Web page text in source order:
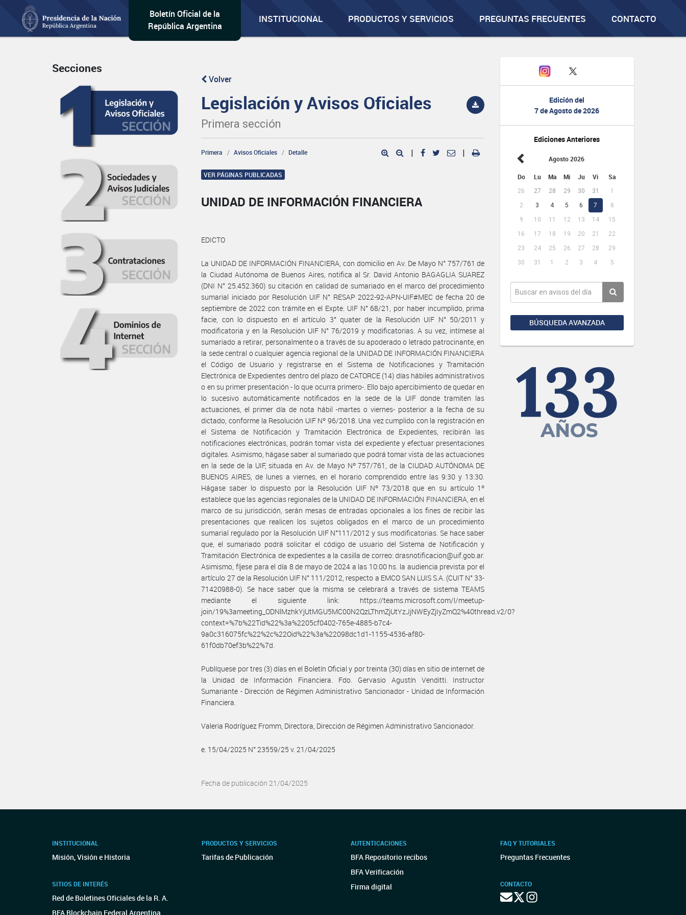
Boletín Oficial de la
República Argentina
INSTITUCIONAL PRODUCTOS Y SERVICIOS PREGUNTAS FRECUENTES CONTACTO
Edición del
7 de Agosto de 2026
Ediciones Anteriores
Agosto 2026
Do Lu Ma Mi Ju Vi Sa
26 27 28 29 30 31
1
2
3 4 5 6 7
8
9
10 11 12 13 14
15
16
17 18 19 20 21
22
23
24 25 26 27 28
29
30
31 1 2 3 4 5
BÚSQUEDA AVANZADA
Secciones
Volver
Legislación y Avisos Oficiales
Primera sección
Primera Avisos Oficiales Detalle | |
VER PÁGINAS PUBLICADAS
UNIDAD DE INFORMACIÓN FINANCIERA
EDICTO
La UNIDAD DE INFORMACIÓN FINANCIERA, con domicilio en Av. De Mayo N° 757/761 de
la Ciudad Autónoma de Buenos Aires, notifica al Sr. David Antonio BAGAGLIA SUAREZ
(DNI N° 25.452.360) su citación en calidad de sumariado en el marco del procedimiento
sumarial iniciado por Resolución UIF N° RESAP 2022-92-APN-UIF#MEC de fecha 20 de
septiembre de 2022 con trámite en el Expte. UIF N° 68/21, por haber incumplido, prima
facie, con lo dispuesto en el artículo 3° quater de la Resolución UIF N° 50/2011 y
modificatoria y en la Resolución UIF N° 76/2019 y modificatorias. A su vez, intímese al
sumariado a retirar, personalmente o a través de su apoderado o letrado patrocinante, en
la sede central o cualquier agencia regional de la UNIDAD DE INFORMACIÓN FINANCIERA
el Código de Usuario y registrarse en el Sistema de Notificaciones y Tramitación
Electrónica de Expedientes dentro del plazo de CATORCE (14) días hábiles administrativos
o en su primer presentación - lo que ocurra primero-. Ello bajo apercibimiento de quedar en
lo sucesivo automáticamente notificados en la sede de la UIF donde tramiten las
actuaciones, el primer día de nota hábil -martes o viernes- posterior a la fecha de su
dictado, conforme la Resolución UIF Nº 96/2018. Una vez cumplido con la registración en
el Sistema de Notificación y Tramitación Electrónica de Expedientes, recibirán las
notificaciones electrónicas, podrán tomar vista del expediente y efectuar presentaciones
digitales. Asimismo, hágase saber al sumariado que podrá tomar vista de las actuaciones
en la sede de la UIF, situada en Av. de Mayo Nº 757/761, de la CIUDAD AUTÓNOMA DE
BUENOS AIRES, de lunes a viernes, en el horario comprendido entre las 9:30 y 13:30.
Hágase saber lo dispuesto por la Resolución UIF Nº 73/2018 que en su artículo 1º
establece que las agencias regionales de la UNIDAD DE INFORMACIÓN FINANCIERA, en el
marco de su jurisdicción, serán mesas de entradas opcionales a los fines de recibir las
presentaciones que realicen los sujetos obligados en el marco de un procedimiento
sumarial regulado por la Resolución UIF N°111/2012 y sus modificatorias. Se hace saber
que, el sumariado podrá solicitar el código de usuario del Sistema de Notificación y
Tramitación Electrónica de expedientes a la casilla de correo: drasnotificacion@uif.gob.ar.
Asimismo, fíjese para el día 8 de mayo de 2024 a las 10:00 hs. la audiencia prevista por el
artículo 27 de la Resolución UIF N° 111/2012, respecto a EMCO SAN LUIS S.A. (CUIT N° 33-
71420988-0). Se hace saber que la misma se celebrará a través de sistema TEAMS
mediante el siguiente link: https://teams.microsoft.com/l/meetup-
join/19%3ameeting_ODNlMzhkYjUtMGU5MC00N2QzLThmZjUtYzJjNWEyZjIyZmQ2%40thread.v2/0?
context=%7b%22Tid%22%3a%2205cf0402-765e-4885-b7c4-
9a0c316075fc%22%2c%22Oid%22%3a%22098dc1d1-1155-4536-af80-
61f0db70ef3b%22%7d.
Publíquese por tres (3) días en el Boletín Oficial y por treinta (30) días en sitio de internet de
la Unidad de Información Financiera. Fdo. Gervasio Agustín Venditti. Instructor
Sumariante - Dirección de Régimen Administrativo Sancionador - Unidad de Información
Financiera.
Valeria Rodríguez Fromm, Directora, Dirección de Régimen Administrativo Sancionador.
e. 15/04/2025 N° 23559/25 v. 21/04/2025
Fecha de publicación 21/04/2025
INSTITUCIONAL
Misión, Visión e Historia
SITIOS DE INTERÉS
Red de Boletines Oficiales de la R. A.
BFA Blockchain Federal Argentina
PRODUCTOS Y SERVICIOS
Tarifas de Publicación
AUTENTICACIONES
BFA Repositorio recibos
BFA Verificación
Firma digital
FAQ Y TUTORIALES
Preguntas Frecuentes
CONTACTO